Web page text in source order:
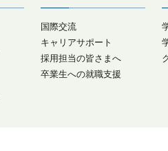
国際交流
キャリアサポート
採用担当の皆さまへ
卒業生への就職支援